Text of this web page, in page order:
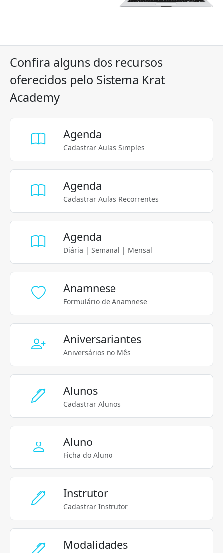
Confira alguns dos recursos
oferecidos pelo Sistema Krat
Academy
Agenda
Cadastrar Aulas Simples
Agenda
Cadastrar Aulas Recorrentes
Agenda
Diária | Semanal | Mensal
Anamnese
Formulário de Anamnese
Aniversariantes
Aniversários no Mês
Alunos
Cadastrar Alunos
Aluno
Ficha do Aluno
Instrutor
Cadastrar Instrutor
Modalidades